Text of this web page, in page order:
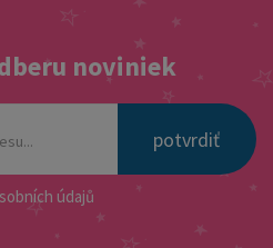
noviniek
potvrdiť
údajů